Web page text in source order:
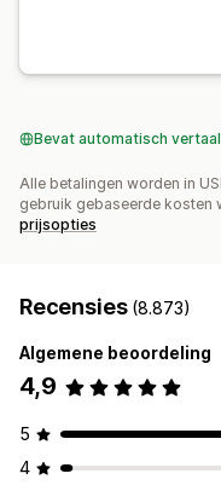
Bevat automatisch
Alle betalingen worden in
gebruik gebaseerde kosten
prijsopties
Recensies (8.873)
Algemene beoordeling
4,9
5
4